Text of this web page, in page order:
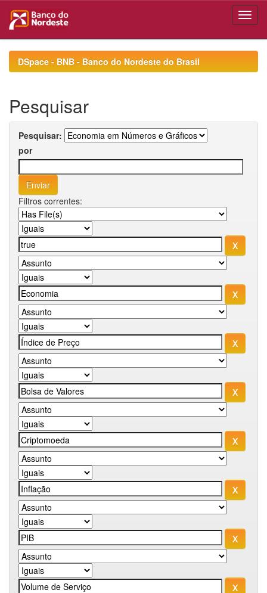
navigationDSpace - BNB - Banco do Nordeste do Brasil
Pesquisar
Pesquisar:
por
Filtros correntes: